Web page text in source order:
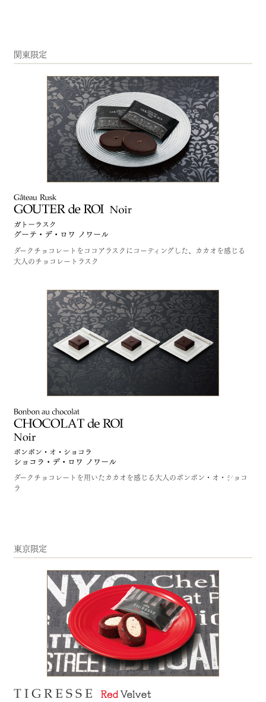
関東限定
ダークチョコレートをココアラスクにコーティングした、カカオを感じる
大人のチョコレートラスク
ダークチョコレートを用いたカカオを感じる大人のボンボン・オ・ショコ
ラ
東京限定